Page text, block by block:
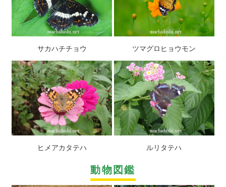
サカハチチョウ ツマグロヒョウモン
ヒメアカタテハ ルリタテハ
動物図鑑